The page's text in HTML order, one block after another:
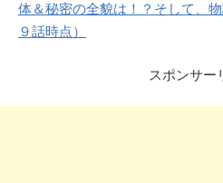
体＆秘密の全貌は！？そして、
９話時点）
スポンサー